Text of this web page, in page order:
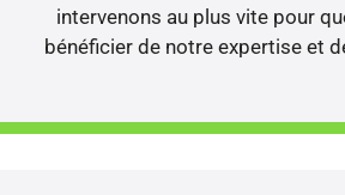
intervenons au plus vite pour
bénéficier de notre expertise et